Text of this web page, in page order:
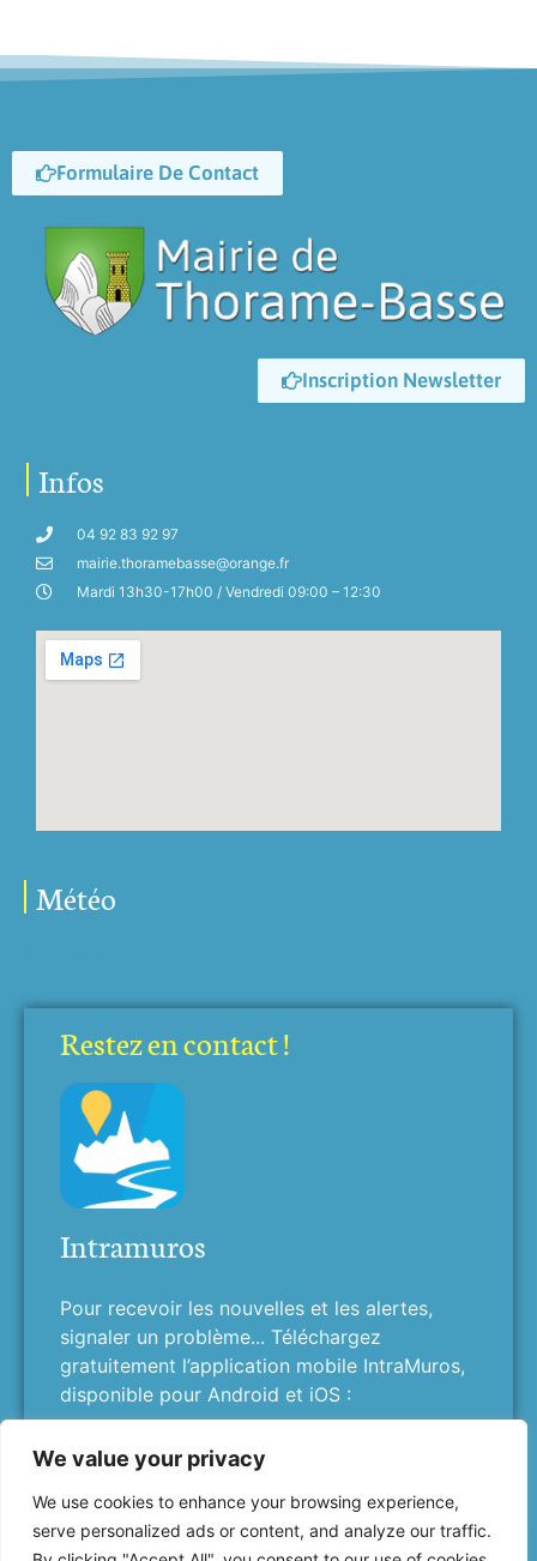
We value your privacy
We use cookies to enhance your browsing experience,
serve personalized ads or content, and analyze our traffic.
Formulaire De Contact
Inscription Newsletter
Infos
04 92 83 92 97
mairie.thoramebasse@orange.fr
Mardi 13h30-17h00 / Vendredi 09:00 – 12:30
Météo
Restez en contact !
Intramuros
Pour recevoir les nouvelles et les alertes,
signaler un problème... Téléchargez
gratuitement l’application mobile IntraMuros,
disponible pour Android et iOS :